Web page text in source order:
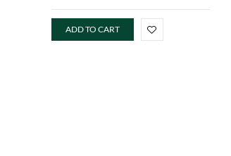
ADD TO CART